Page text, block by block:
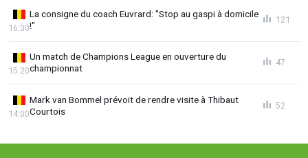
La consigne du coach Euvrard: "Stop au gaspi à domicile
!"
16:30
121
Un match de Champions League en ouverture du
championnat
15:20
47
Mark van Bommel prévoit de rendre visite à Thibaut
Courtois
14:00
52